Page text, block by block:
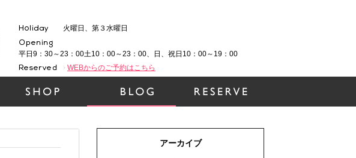
火曜日、第３水曜日
平日9：30～23：00土10：00～23：00、日、祝日10：00～19：00
WEBからのご予約はこちら
アーカイブ